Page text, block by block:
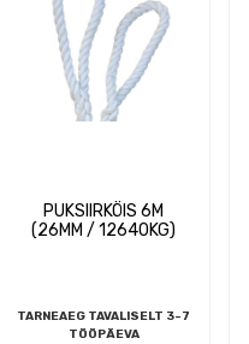
PUKSIIRKÖIS 6M
(26MM / 12640KG)
TARNEAEG TAVALISELT 3-7
TÖÖPÄEVA